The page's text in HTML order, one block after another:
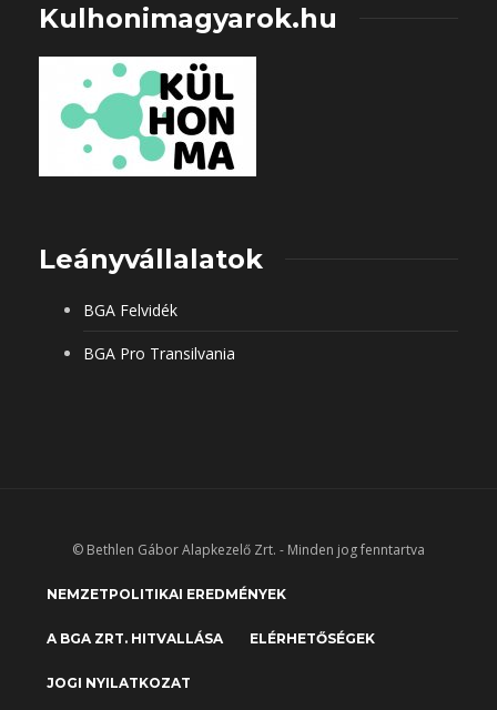
Kulhonimagyarok.hu
Leányvállalatok
BGA Felvidék
BGA Pro Transilvania
© Bethlen Gábor Alapkezelő Zrt. - Minden jog fenntartva
NEMZETPOLITIKAI EREDMÉNYEK
A BGA ZRT. HITVALLÁSA ELÉRHETŐSÉGEK
JOGI NYILATKOZAT